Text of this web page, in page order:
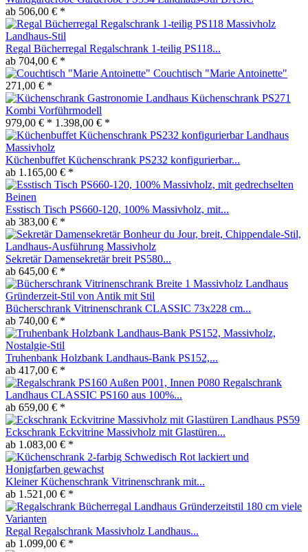
ab 506,00 € *
Regal Bücherregal Regalschrank 1-teilig PS118...
ab 704,00 € *
Couchtisch "Marie Antoinette"
271,00 € *
Küchenschrank PS271
Kombi Vorführmodell
979,00 € * 1.398,00 € *
Küchenbuffet Küchenschrank PS232 konfigurierbar...
ab 1.165,00 € *
Esstisch Tisch PS660-120, 100% Massivholz, mit...
ab 383,00 € *
Sekretär Damensekretär breit PS580...
ab 645,00 € *
Bücherschrank Vitrinenschrank CLASSIC 73x228 cm...
ab 740,00 € *
Truhenbank Holzbank Landhaus-Bank PS152,...
ab 417,00 € *
Regalschrank
Landhaus CLASSIC PS160 aus 100%...
ab 659,00 € *
Eckschrank Eckvitrine Massivholz mit Glastüren...
ab 1.083,00 € *
Kleiner Küchenschrank Vitrinenschrank mit...
ab 1.521,00 € *
Regal Regalschrank Massivholz Landhaus...
ab 1.099,00 € *